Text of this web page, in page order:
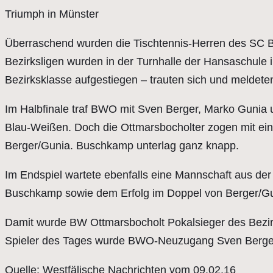
Triumph in Münster
Überraschend wurden die Tischtennis-Herren des
Bezirksligen wurden in der Turnhalle der
Bezirksklasse aufgestiegen – trauten sich und
Im Halbfinale traf BWO mit Sven Berger, Marko
Blau-Weißen. Doch die Ottmarsbocholter zogen mit
Berger/Gunia. Buschkamp unterlag ganz knapp.
Im Endspiel wartete ebenfalls eine Mannschaft aus
Buschkamp sowie dem Erfolg im Doppel von Berger/
Damit wurde BW Ottmarsbocholt Pokalsieger des
Spieler des Tages wurde BWO-Neuzugang Sven
Quelle: Westfälische Nachrichten vom 09.02.16